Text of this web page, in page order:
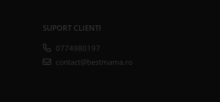
SUPORT CLIENTI
0774980197
contact@bestmama.ro